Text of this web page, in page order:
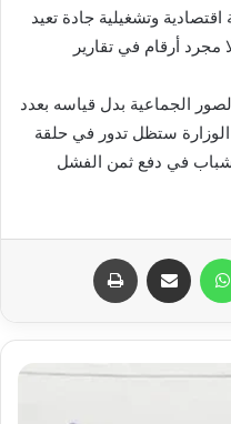
اقتصادية وتشغيلية جادة تعيد
مجرد أرقام في تقارير
الجماعية بدل قياسه بعدد
ستظل تدور في حلقة
في دفع ثمن الفشل
واتساب مشاركة عبر البريد